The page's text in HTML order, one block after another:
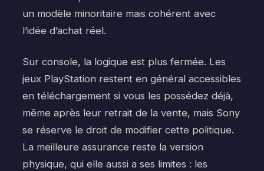
un modèle minoritaire mais cohérent avec
l’idée d’achat réel.
Sur console, la logique est plus fermée. Les
jeux PlayStation restent en général accessibles
en téléchargement si vous les possédez déjà,
même après leur retrait de la vente, mais Sony
se réserve le droit de modifier cette politique.
La meilleure assurance reste la version
physique, qui elle aussi a ses limites : les